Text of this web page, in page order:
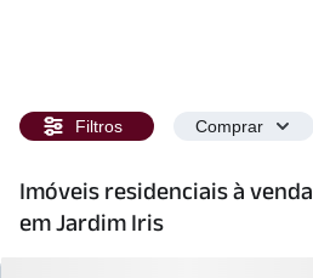
Filtros Comprar
Imóveis residenciais à venda
em Jardim Iris